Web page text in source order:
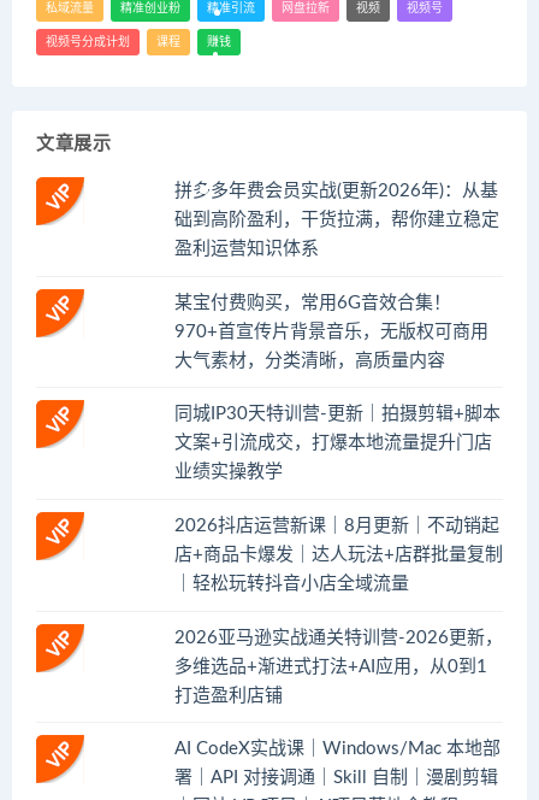
私域流量 精准创业粉 精准引流 网盘拉新 视频 视频号
视频号分成计划 课程 赚钱
文章展示
拼多多年费会员实战(更新2026年)：从基
础到高阶盈利，干货拉满，帮你建立稳定
盈利运营知识体系
某宝付费购买，常用6G音效合集！
970+首宣传片背景音乐，无版权可商用
大气素材，分类清晰，高质量内容
同城IP30天特训营-更新｜拍摄剪辑+脚本
文案+引流成交，打爆本地流量提升门店
业绩实操教学
2026抖店运营新课｜8月更新｜不动销起
店+商品卡爆发｜达人玩法+店群批量复制
｜轻松玩转抖音小店全域流量
2026亚马逊实战通关特训营-2026更新，
多维选品+渐进式打法+AI应用，从0到1
打造盈利店铺
AI CodeX实战课｜Windows/Mac 本地部
署｜API 对接调通｜Skill 自制｜漫剧剪辑